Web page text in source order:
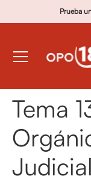
Prueba
Tema
Judicial